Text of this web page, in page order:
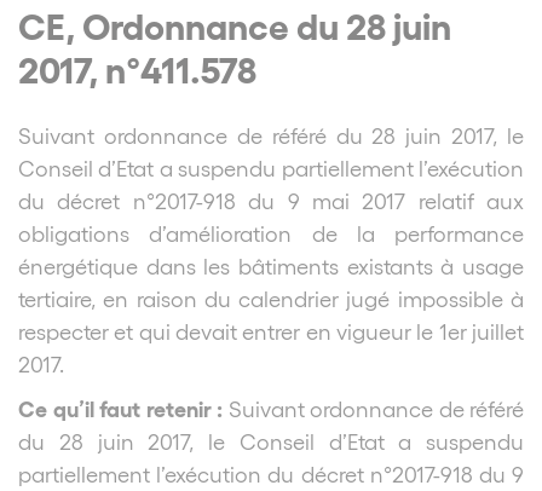
CE, Ordonnance du 28 juin
2017, n°411.578
Suivant ordonnance de référé du 28 juin 2017, le
Conseil d’Etat a suspendu partiellement l’exécution
du décret n°2017-918 du 9 mai 2017 relatif aux
obligations d’amélioration de la performance
énergétique dans les bâtiments existants à usage
tertiaire, en raison du calendrier jugé impossible à
respecter et qui devait entrer en vigueur le 1erjuillet
2017.
Ce qu’il faut retenir : Suivant ordonnance de référé
du 28 juin 2017, le Conseil d’Etat a suspendu
partiellement l’exécution du décret n°2017-918 du 9